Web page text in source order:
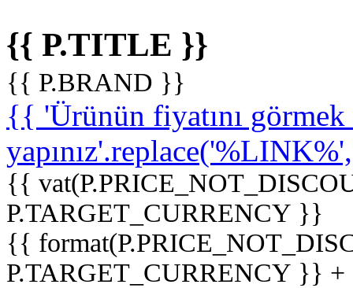
{{ P.TITLE }}
{{ P.BRAND }}
{{ 'Ürünün fiyatını
{{
P.TARGET_CURRENCY }}
{{
P.TARGET_CURRENCY }}